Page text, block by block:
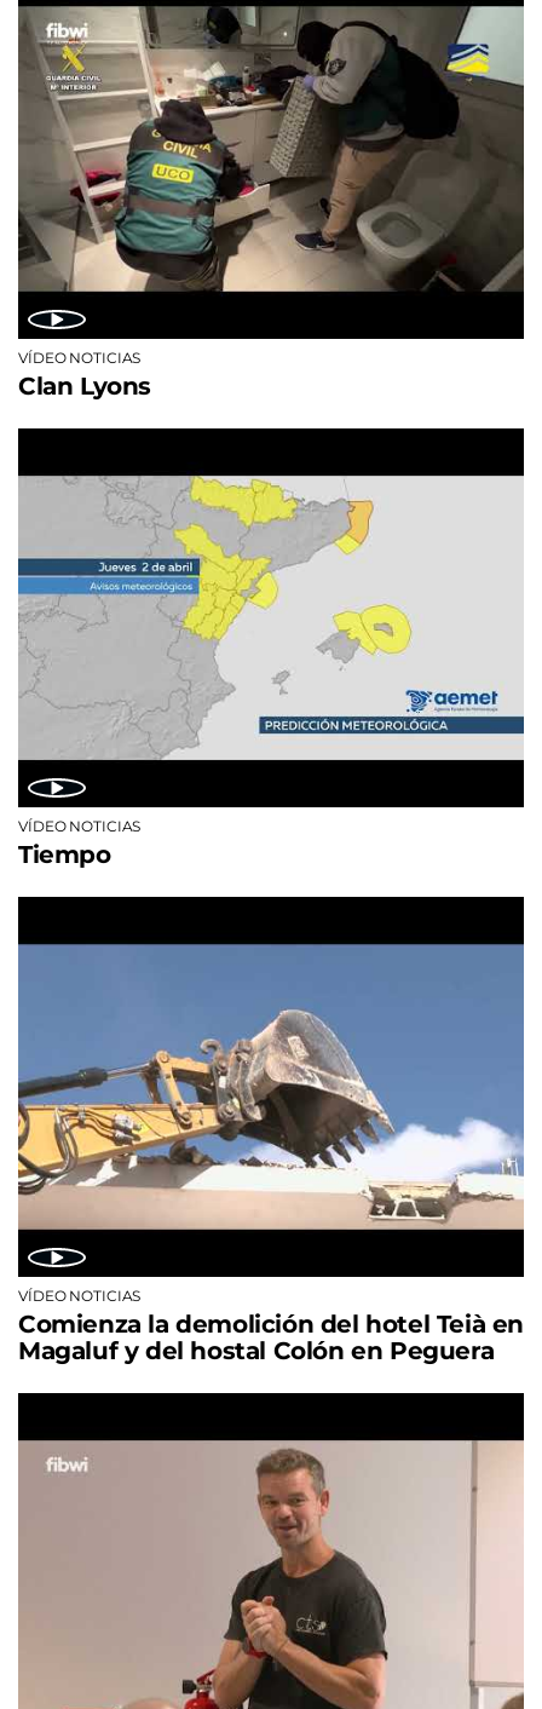
VÍDEO NOTICIAS
Clan Lyons
VÍDEO NOTICIAS
Tiempo
VÍDEO NOTICIAS
Comienza la demolición del hotel Teià en
Magaluf y del hostal Colón en Peguera